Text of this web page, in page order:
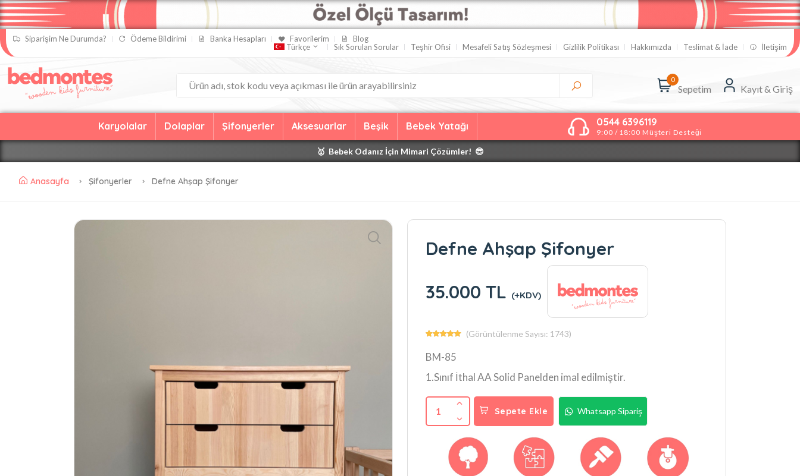
Siparişim Ne Durumda? Ödeme Bildirimi Banka Hesapları Favorilerim
Blog
Türkçe
Sık Sorulan Sorular Teşhir Ofisi Mesafeli Satış Sözleşmesi Gizlilik Politikası Hakkımızda Teslimat & İade İletişim
0
Sepetim Kayıt & Giriş
Karyolalar Dolaplar Şifonyerler Aksesuarlar Beşik Bebek Yatağı 0544 6396119
9:00 / 18:00 Müşteri Desteği
🥇 Siz Tasarlayın, Biz Yapalım! 😎
🥇 Ağaç Seçme Özgürlüğü 😎
🥇 Kişiye Özel Üretim 😎
Anasayfa Şifonyerler Defne Ahşap Şifonyer
Defne Ahşap Şifonyer
35.000 TL (+KDV)
(Görüntülenme Sayısı: 1743)
BM-85
1.Sınıf İthal AA Solid Panelden imal edilmiştir.
1 Sepete Ekle Whatsapp Sipariş